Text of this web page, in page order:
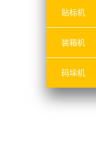
贴标机
装箱机
码垛机